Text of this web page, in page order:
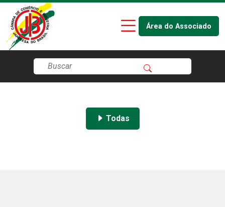
Área do Associado
Todas